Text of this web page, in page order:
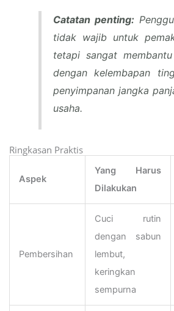
Catatan penting:
tidak wajib untuk
tetapi sangat
dengan kelembapan
penyimpanan jangka
usaha.
Ringkasan Praktis
Aspek
Yang Harus
Dilakukan
Pembersihan
Cuci rutin
dengan sabun
lembut,
keringkan
sempurna